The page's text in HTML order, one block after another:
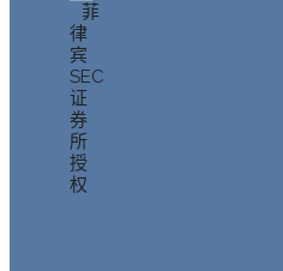
菲
律
宾
SEC
证
券
所
授
权